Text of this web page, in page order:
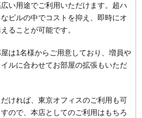
い用途でご利用いただけます。超ハ
ビルの中でコストを抑え、即時にオ
ることが可能です。
屋は1名様からご用意しており、増員や
ルに合わせてお部屋の拡張もいただ
ければ、東京オフィスのご利用も可
ので、本店としてのご利用はもちろ